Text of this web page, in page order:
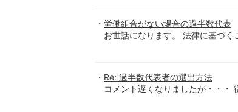
労働組合がない場合の過半数代表
お世話になります。 法律に基づ
Re: 過半数代表者の選出方法
コメント遅くなりましたが・・・